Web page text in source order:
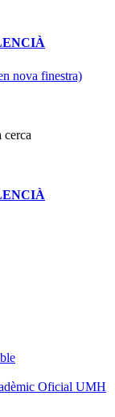
nova finestra)
cerca
Oficial UMH